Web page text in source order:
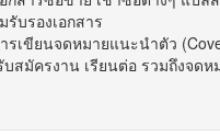
บรองเอกสาร
รเขียนจดหมายแนะนำตัว
สมัครงาน เรียนต่อ รวมถึงจด